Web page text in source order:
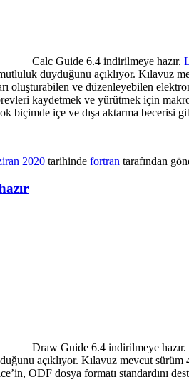
Calc Guide 6.4 indirilmeye hazır.
duyduğunu açıklıyor.
oluşturabilen ve düzenleyebilen
kaydetmek ve yürütmek için
biçimde içe ve dışa aktarma becerisi
2020 tarihinde fortran tarafından
Draw Guide 6.4 indirilmeye hazır.
açıklıyor. Kılavuz mevcut sürüm
ODF dosya formatı standardını